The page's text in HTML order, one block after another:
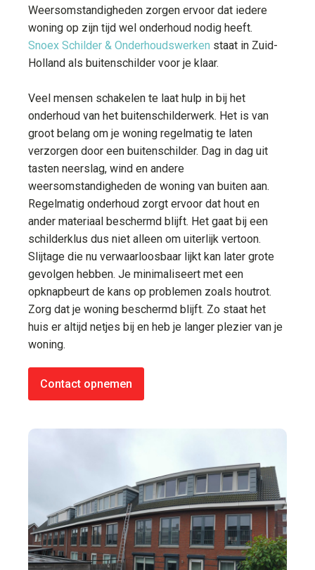
Weersomstandigheden zorgen ervoor dat iedere
woning op zijn tijd wel onderhoud nodig heeft.
Snoex Schilder & Onderhoudswerken staat in Zuid-
Holland als buitenschilder voor je klaar.
Veel mensen schakelen te laat hulp in bij het
onderhoud van het buitenschilderwerk. Het is van
groot belang om je woning regelmatig te laten
verzorgen door een buitenschilder. Dag in dag uit
tasten neerslag, wind en andere
weersomstandigheden de woning van buiten aan.
Regelmatig onderhoud zorgt ervoor dat hout en
ander materiaal beschermd blijft. Het gaat bij een
schilderklus dus niet alleen om uiterlijk vertoon.
Slijtage die nu verwaarloosbaar lijkt kan later grote
gevolgen hebben. Je minimaliseert met een
opknapbeurt de kans op problemen zoals houtrot.
Zorg dat je woning beschermd blijft. Zo staat het
huis er altijd netjes bij en heb je langer plezier van je
woning.
Contact opnemen